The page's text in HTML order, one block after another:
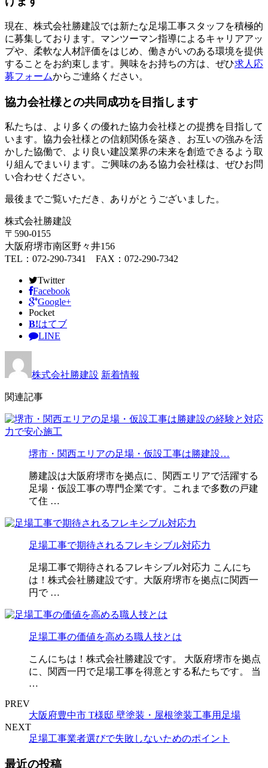
現在、株式会社勝建設では新たな足場工事スタッフを積極的
に募集しております。マンツーマン指導によるキャリアアッ
プや、柔軟な人材評価をはじめ、働きがいのある環境を提供
することをお約束します。興味をお持ちの方は、ぜひ求人応
募フォームからご連絡ください。
協力会社様との共同成功を目指します
私たちは、より多くの優れた協力会社様との提携を目指して
います。協力会社様との信頼関係を築き、お互いの強みを活
かした協働で、より良い建設業界の未来を創造できるよう取
り組んでまいります。ご興味のある協力会社様は、ぜひお問
い合わせください。
最後までご覧いただき、ありがとうございました。
株式会社勝建設
〒590-0155
大阪府堺市南区野々井156
TEL：072-290-7341 FAX：072-290-7342
Twitter
Facebook
Google+
Pocket
B!はてブ
LINE
株式会社勝建設 新着情報
関連記事
堺市・関西エリアの足場・仮設工事は勝建設…
勝建設は大阪府堺市を拠点に、関西エリアで活躍する
足場・仮設工事の専門企業です。これまで多数の戸建
て住 …
足場工事で期待されるフレキシブル対応力
足場工事で期待されるフレキシブル対応力 こんにち
は！株式会社勝建設です。大阪府堺市を拠点に関西一
円で …
足場工事の価値を高める職人技とは
こんにちは！株式会社勝建設です。 大阪府堺市を拠点
に、関西一円で足場工事を得意とする私たちです。 当
…
PREV
大阪府豊中市 T様邸 壁塗装・屋根塗装工事用足場
NEXT
足場工事業者選びで失敗しないためのポイント
最近の投稿